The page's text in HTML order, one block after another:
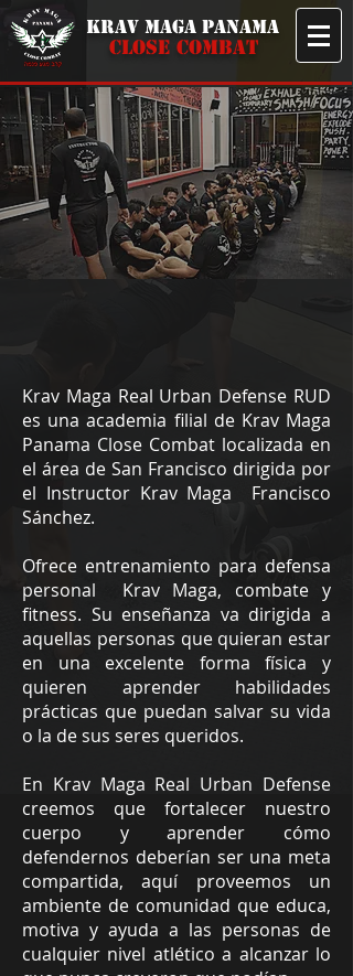
KRAV MAGA PANAMA
CLOSE COMBAT
Krav Maga Real Urban Defense RUD
es una academia filial de Krav Maga
Panama Close Combat localizada en
el área de San Francisco dirigida por
el Instructor Krav Maga Francisco
Sánchez.
Ofrece entrenamiento para defensa
personal Krav Maga, combate y
fitness. Su enseñanza va dirigida a
aquellas personas que quieran estar
en una excelente forma física y
quieren aprender habilidades
prácticas que puedan salvar su vida
o la de sus seres queridos.
En Krav Maga Real Urban Defense
creemos que fortalecer nuestro
cuerpo y aprender cómo
defendernos deberían ser una meta
compartida, aquí proveemos un
ambiente de comunidad que educa,
motiva y ayuda a las personas de
cualquier nivel atlético a alcanzar lo